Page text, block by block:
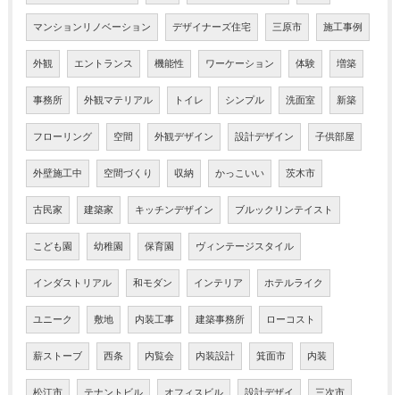
マンションリノベーション デザイナーズ住宅 三原市 施工事例
外観 エントランス 機能性 ワーケーション 体験 増築
事務所 外観マテリアル トイレ シンプル 洗面室 新築
フローリング 空間 外観デザイン 設計デザイン 子供部屋
外壁施工中 空間づくり 収納 かっこいい 茨木市
古民家 建築家 キッチンデザイン ブルックリンテイスト
こども園 幼稚園 保育園 ヴィンテージスタイル
インダストリアル 和モダン インテリア ホテルライク
ユニーク 敷地 内装工事 建築事務所 ローコスト
薪ストーブ 西条 内覧会 内装設計 箕面市 内装
松江市 テナントビル オフィスビル 設計デザイ 三次市